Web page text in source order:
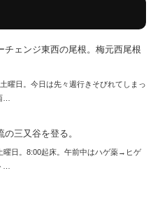
チェンジ東西の尾根。梅元西尾根
曜日。今日は先々週行きそびれてしまっ
…
の三又谷を登る。
曜日。8:00起床。午前中はハゲ薬→ヒゲ
…